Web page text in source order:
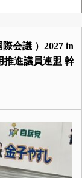
会議 ）2027 in
進議員連盟 幹